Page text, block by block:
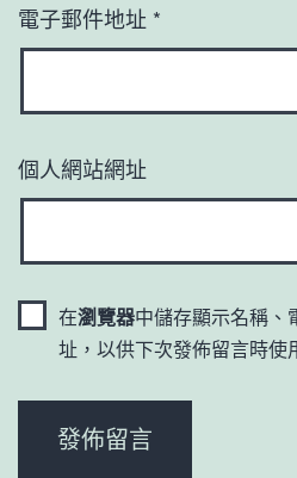
電子郵件地址 *
個人網站網址
在瀏覽器中儲存顯示名稱、
址，以供下次發佈留言時使